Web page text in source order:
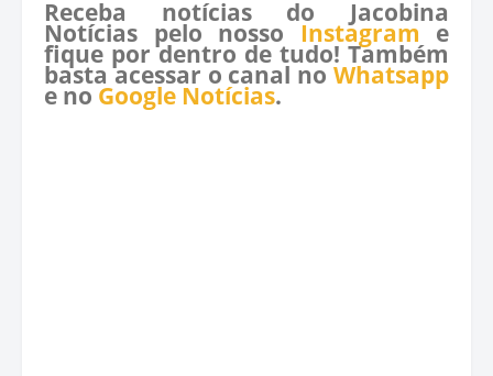
Receba notícias do Jacobina
Notícias pelo nosso Instagram e
fique por dentro de tudo! Também
basta acessar o canal no Whatsapp
e no Google Notícias.